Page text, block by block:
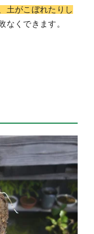
土がこぼれたりし
なくできます。